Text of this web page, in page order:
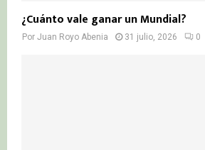
¿Cuánto vale ganar un Mundial?
Por Juan Royo Abenia 31 julio, 2026 0